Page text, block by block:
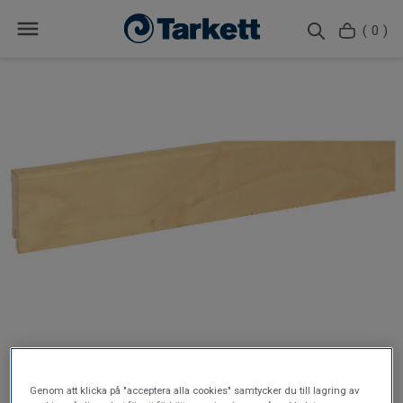
( 0 )
Genom att klicka på "acceptera alla cookies" samtycker du till lagring av